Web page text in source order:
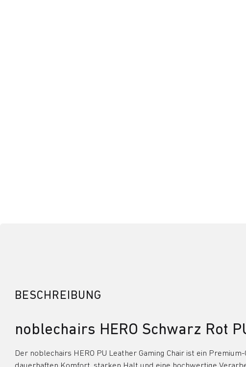
BESCHREIBUNG
noblechairs HERO Schwarz Rot
Der noblechairs HERO PU Leather Gaming Chair ist ein